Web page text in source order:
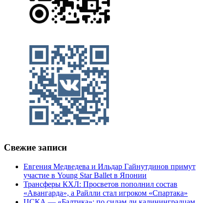
Свежие записи
Евгения Медведева и Ильдар Гайнутдинов примут
участие в Young Star Ballet в Японии
Трансферы КХЛ: Просветов пополнил состав
«Авангарда», а Райлли стал игроком «Спартака»